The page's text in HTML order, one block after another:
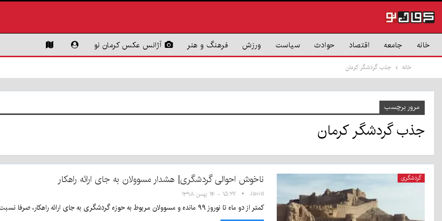
خانه جامعه اقتصاد حوادث سیاست ورزش فرهنگ و هنر آژانس عکس کرمان نو
خانه جذب گردشگر کرمان
مرور برچسب
جذب گردشگر کرمان
گردشگری ناخوش احوالی گردشگری| هشدار مسوولان به جای ارائه راهکار
Javid ۱۵:۲۷ - ۱۴ بهمن ۱۳۹۸
کمتر از دو ماه تا نوروز ۹۹ مانده و مسوولان مربوط به حوزه گردشگری به جای ارائه راهکار، صرفا نسبت به اوضاع بحرانی گردشگری هشدار می‌دهند.